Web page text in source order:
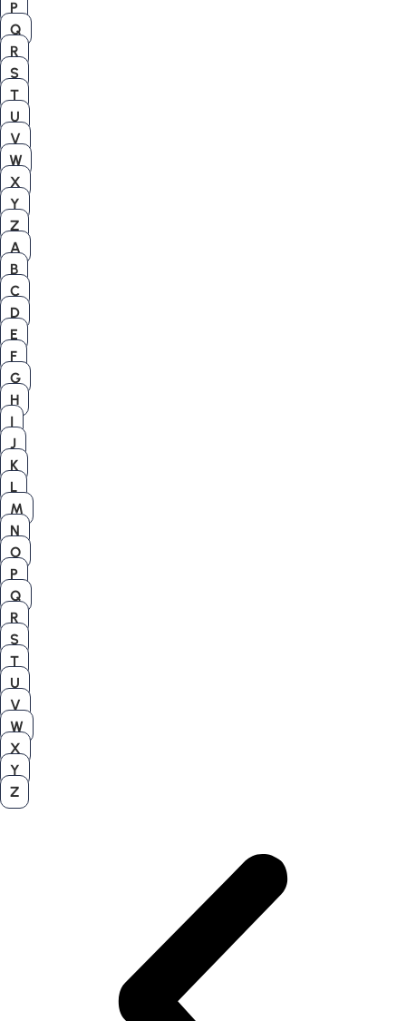
P
Q
R
S
T
U
V
W
X
Y
Z
A
B
C
D
E
F
G
H
I
J
K
L
M
N
O
P
Q
R
S
T
U
V
W
X
Y
Z